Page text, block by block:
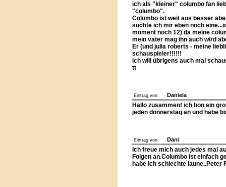
ich als "kleiner" columbo fan
"columbo".
Columbo ist weit aus besser
suchte ich mir eben noch
moment noch 12) da meine
mein vater mag ihn auch wird
Er (und julia roberts - meine
schauspieler!!!!!!
ich will übrigens auch mal
tt
Eintrag von: Daniela
Hallo zusammen! ich bon ein
jeden donnerstag an und habe
Eintrag von: Dani
Ich freue mich auch jedes mal
Folgen an.Columbo ist einfach
habe ich schlechte laune..Peter